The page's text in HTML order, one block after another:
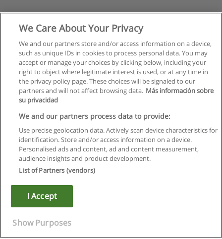
Regras de uso
Privacidade de dados
Copyright © Educaedu Business S.L. - CIF : B-95610580: -
We Care About Your Privacy
We and our partners store and/or access information on a device,
such as unique IDs in cookies to process personal data. You may
accept or manage your choices by clicking below, including your
right to object where legitimate interest is used, or at any time in
the privacy policy page. These choices will be signaled to our
partners and will not affect browsing data. Más información sobre
su privacidad
We and our partners process data to provide:
Use precise geolocation data. Actively scan device characteristics for
identification. Store and/or access information on a device.
Personalised ads and content, ad and content measurement,
audience insights and product development.
List of Partners (vendors)
I Accept
Show Purposes